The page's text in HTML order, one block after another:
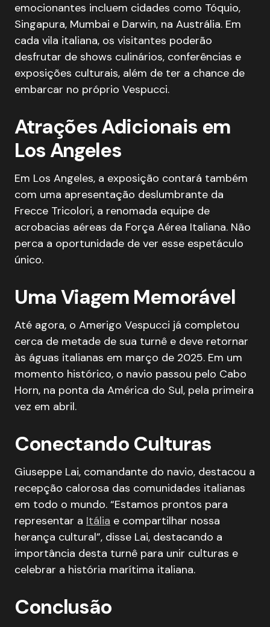
emocionantes incluem cidades como Tóquio,
Singapura, Mumbai e Darwin, na Austrália. Em
cada vila italiana, os visitantes poderão
desfrutar de shows culinários, conferências e
exposições culturais, além de ter a chance de
embarcar no próprio Vespucci.
Atrações Adicionais em
Los Angeles
Em Los Angeles, a exposição contará também
com uma apresentação deslumbrante da
Frecce Tricolori, a renomada equipe de
acrobacias aéreas da Força Aérea Italiana. Não
perca a oportunidade de ver esse espetáculo
único.
Uma Viagem Memorável
Até agora, o Amerigo Vespucci já completou
cerca de metade de sua turnê e deve retornar
às águas italianas em março de 2025. Em um
momento histórico, o navio passou pelo Cabo
Horn, na ponta da América do Sul, pela primeira
vez em abril.
Conectando Culturas
Giuseppe Lai, comandante do navio, destacou a
recepção calorosa das comunidades italianas
em todo o mundo. “Estamos prontos para
representar a Itália e compartilhar nossa
herança cultural”, disse Lai, destacando a
importância desta turnê para unir culturas e
celebrar a história marítima italiana.
Conclusão